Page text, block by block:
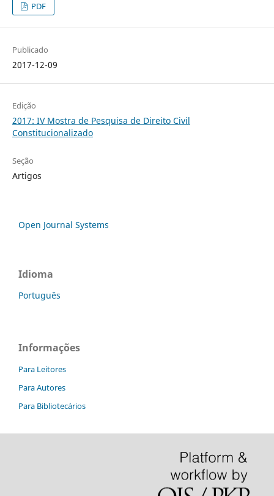
PDF
Publicado
2017-12-09
Edição
2017: IV Mostra de Pesquisa de Direito Civil
Constitucionalizado
Seção
Artigos
Open Journal Systems
Idioma
Português
Informações
Para Leitores
Para Autores
Para Bibliotecários